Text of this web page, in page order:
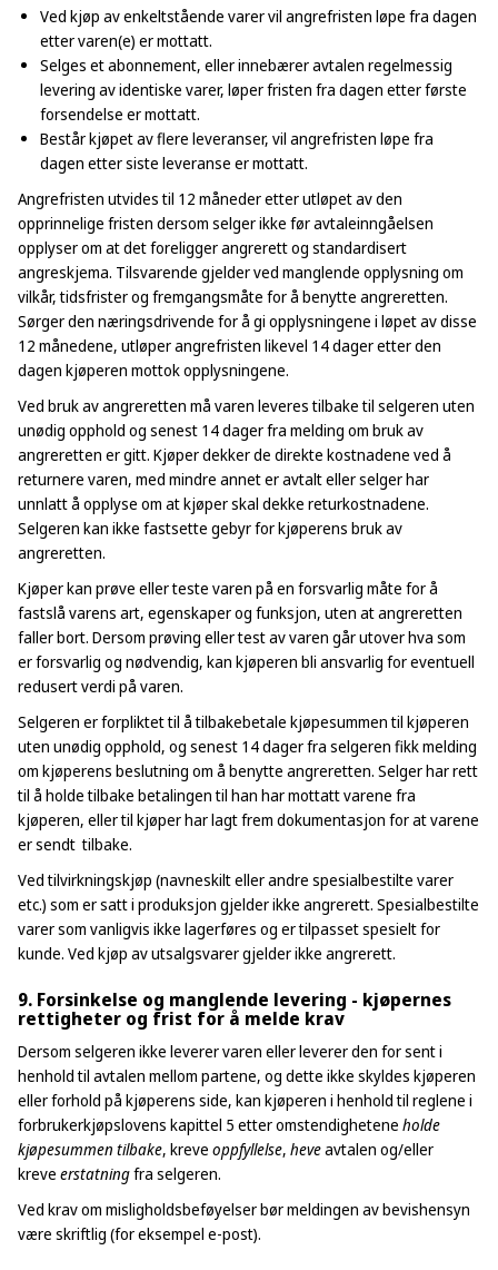
Ved kjøp av enkeltstående varer vil angrefristen løpe fra dagen
etter varen(e) er mottatt.
Selges et abonnement, eller innebærer avtalen regelmessig
levering av identiske varer, løper fristen fra dagen etter første
forsendelse er mottatt.
Består kjøpet av flere leveranser, vil angrefristen løpe fra
dagen etter siste leveranse er mottatt.
Angrefristen utvides til 12 måneder etter utløpet av den
opprinnelige fristen dersom selger ikke før avtaleinngåelsen
opplyser om at det foreligger angrerett og standardisert
angreskjema. Tilsvarende gjelder ved manglende opplysning om
vilkår, tidsfrister og fremgangsmåte for å benytte angreretten.
Sørger den næringsdrivende for å gi opplysningene i løpet av disse
12 månedene, utløper angrefristen likevel 14 dager etter den
dagen kjøperen mottok opplysningene.
Ved bruk av angreretten må varen leveres tilbake til selgeren uten
unødig opphold og senest 14 dager fra melding om bruk av
angreretten er gitt. Kjøper dekker de direkte kostnadene ved å
returnere varen, med mindre annet er avtalt eller selger har
unnlatt å opplyse om at kjøper skal dekke returkostnadene.
Selgeren kan ikke fastsette gebyr for kjøperens bruk av
angreretten.
Kjøper kan prøve eller teste varen på en forsvarlig måte for å
fastslå varens art, egenskaper og funksjon, uten at angreretten
faller bort. Dersom prøving eller test av varen går utover hva som
er forsvarlig og nødvendig, kan kjøperen bli ansvarlig for eventuell
redusert verdi på varen.
Selgeren er forpliktet til å tilbakebetale kjøpesummen til kjøperen
uten unødig opphold, og senest 14 dager fra selgeren fikk melding
om kjøperens beslutning om å benytte angreretten. Selger har rett
til å holde tilbake betalingen til han har mottatt varene fra
kjøperen, eller til kjøper har lagt frem dokumentasjon for at varene
er sendt tilbake.
Ved tilvirkningskjøp (navneskilt eller andre spesialbestilte varer
etc.) som er satt i produksjon gjelder ikke angrerett. Spesialbestilte
varer som vanligvis ikke lagerføres og er tilpasset spesielt for
kunde. Ved kjøp av utsalgsvarer gjelder ikke angrerett.
9. Forsinkelse og manglende levering - kjøpernes
rettigheter og frist for å melde krav
Dersom selgeren ikke leverer varen eller leverer den for sent i
henhold til avtalen mellom partene, og dette ikke skyldes kjøperen
eller forhold på kjøperens side, kan kjøperen i henhold til reglene i
forbrukerkjøpslovens kapittel 5 etter omstendighetene holde
kjøpesummen tilbake, kreve oppfyllelse, heveavtalen og/eller
kreve erstatningfra selgeren.
Ved krav om misligholdsbeføyelser bør meldingen av bevishensyn
være skriftlig (for eksempel e-post).